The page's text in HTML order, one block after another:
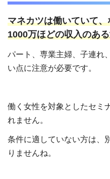
マネカツは働いていて
1000万ほどの収入のあ
パート、専業主婦、子連れ
い点に注意が必要です。
働く女性を対象としたセミ
れません。
条件に適していない方は、
りませんね。